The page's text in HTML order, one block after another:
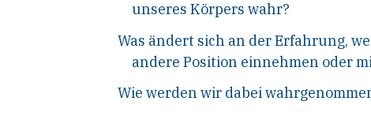
unseres Körpers wahr?
Was ändert sich an der Erfahrung,
andere Position einnehmen oder
Wie werden wir dabei